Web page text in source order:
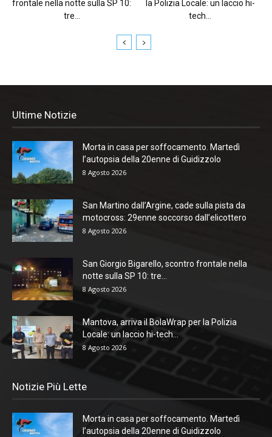
frontale nella notte sulla SP 10:
tre...
la Polizia Locale: un laccio hi-
tech...
Ultime Notizie
Morta in casa per soffocamento. Martedì
l’autopsia della 20enne di Guidizzolo
8 Agosto 2026
San Martino dall’Argine, cade sulla pista da
motocross: 29enne soccorso dall’elicottero
8 Agosto 2026
San Giorgio Bigarello, scontro frontale nella
notte sulla SP 10: tre...
8 Agosto 2026
Mantova, arriva il BolaWrap per la Polizia
Locale: un laccio hi-tech...
8 Agosto 2026
Notizie Più Lette
Morta in casa per soffocamento. Martedì
l’autopsia della 20enne di Guidizzolo